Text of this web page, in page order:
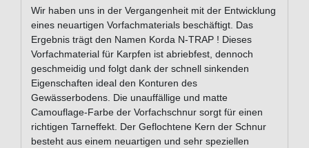
Wir haben uns in der Vergangenheit mit der Entwicklung
eines neuartigen Vorfachmaterials beschäftigt. Das
Ergebnis trägt den Namen Korda N-TRAP ! Dieses
Vorfachmaterial für Karpfen ist abriebfest, dennoch
geschmeidig und folgt dank der schnell sinkenden
Eigenschaften ideal den Konturen des
Gewässerbodens. Die unauffällige und matte
Camouflage-Farbe der Vorfachschnur sorgt für einen
richtigen Tarneffekt. Der Geflochtene Kern der Schnur
besteht aus einem neuartigen und sehr speziellen